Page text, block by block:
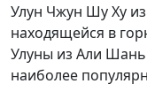
Улун Чжун Шу Ху
находящейся в
Улуны из Али
наиболее